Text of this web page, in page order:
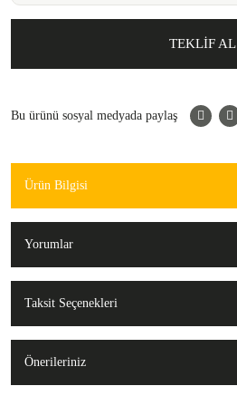
TEKLİF AL
Bu ürünü sosyal medyada paylaş
Ürün Bilgisi
Yorumlar
Taksit Seçenekleri
Önerileriniz